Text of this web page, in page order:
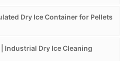
Dry Ice Container for Pellets
Industrial Dry Ice Cleaning